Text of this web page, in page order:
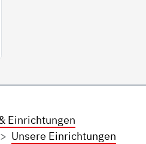
Einrichtungen
Unsere Einrichtungen